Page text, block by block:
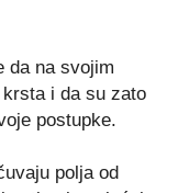
da na svojim
i da su zato
postupke.
polja od